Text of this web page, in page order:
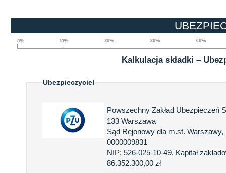
Kalkulacja składki –
Ubezpieczyciel
Powszechny Zakład Ubezpieczeń
133 Warszawa
Sąd Rejonowy dla m.st. Warszawy,
0000009831
NIP: 526-025-10-49, Kapitał
86.352.300,00 zł